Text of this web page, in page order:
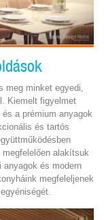
meg minket egyedi,
Kiemelt figyelmet
a prémium anyagok
és tartós
alakítsuk
anyagok és modern
megfeleljenek